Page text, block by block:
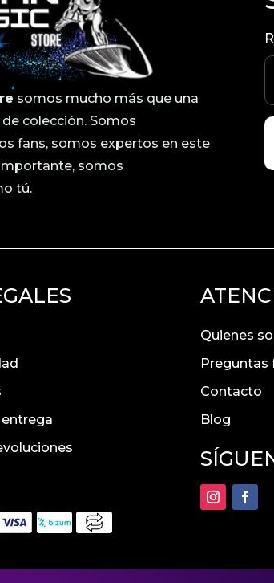
somos mucho más que una
colección. Somos
fans, somos expertos en este
somos
tú.
Quienes
Preguntas
Contacto
Blog